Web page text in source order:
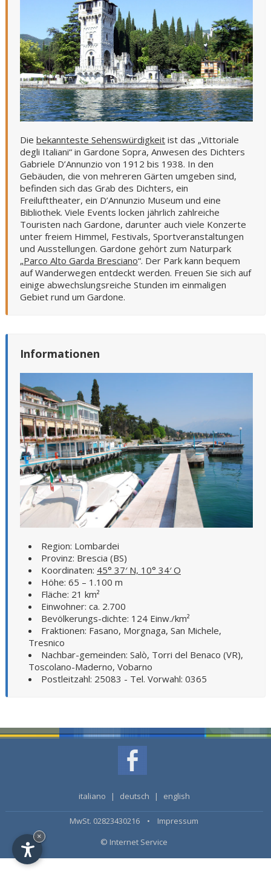
Die bekannteste Sehenswürdigkeit ist das „Vittoriale
degli Italiani“ in Gardone Sopra, Anwesen des Dichters
Gabriele D’Annunzio von 1912 bis 1938. In den
Gebäuden, die von mehreren Gärten umgeben sind,
befinden sich das Grab des Dichters, ein
Freilufttheater, ein D’Annunzio Museum und eine
Bibliothek. Viele Events locken jährlich zahlreiche
Touristen nach Gardone, darunter auch viele Konzerte
unter freiem Himmel, Festivals, Sportveranstaltungen
und Ausstellungen. Gardone gehört zum Naturpark
„Parco Alto Garda Bresciano“. Der Park kann bequem
auf Wanderwegen entdeckt werden. Freuen Sie sich auf
einige abwechslungsreiche Stunden im einmaligen
Gebiet rund um Gardone.
Informationen
Region: Lombardei
Provinz: Brescia (BS)
Koordinaten: 45° 37′ N, 10° 34′ O
Höhe: 65 – 1.100 m
Fläche: 21 km²
Einwohner: ca. 2.700
Bevölkerungs-dichte: 124 Einw./km²
Fraktionen: Fasano, Morgnaga, San Michele,
Tresnico
Nachbar-gemeinden: Salò, Torri del Benaco (VR),
Toscolano-Maderno, Vobarno
Postleitzahl: 25083 - Tel. Vorwahl: 0365
italiano | deutsch | english
MwSt. 02823430216 • Impressum
© Internet Service
×